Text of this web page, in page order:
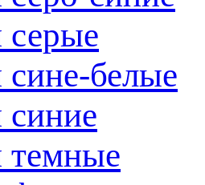
белые
темные